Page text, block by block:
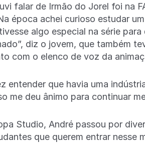
falar de Irmão do Jorel foi na
época achei curioso estudar
algo especial na série
diz o jovem, que também
com o elenco de voz da
entender que havia uma
me deu ânimo para continuar
Studio, André passou por
que querem entrar nesse